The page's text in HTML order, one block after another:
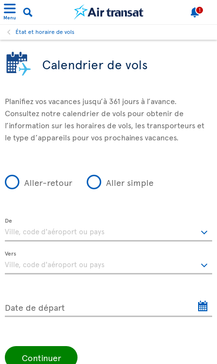
Menu
1
État et horaire de vols
Calendrier de vols
Planifiez vos vacances jusqu’à 361 jours à l’avance.
Consultez notre calendrier de vols pour obtenir de
l’information sur les horaires de vols, les transporteurs et
le type d’appareils pour vos prochaines vacances.
Aller-retour Aller simple
De
Vers
Date de départ
Continuer